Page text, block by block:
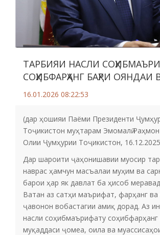
ТАРБИЯИ НАСЛИ
СОҲИБФАРҲАНГ БАҲРИ ОЯНДАИ
16.01.2026 08:22:53
(дар ҳошияи Паёми Президенти
Тоҷикистон муҳтарам Эмомалӣ
Олии Ҷумҳурии Тоҷикистон,
Дар шароити ҷаҳонишавии муосир
наврас ҳамчун масъалаи муҳим ва
барои ҳар як давлат ба ҳисоб
Ватан аз сатҳи маърифат, фарҳанг
ҷавонон вобастагии амиқ дорад. Аз
насли соҳибмаърифату соҳибфарҳанг
муқаддаси ҷомеа, оила ва